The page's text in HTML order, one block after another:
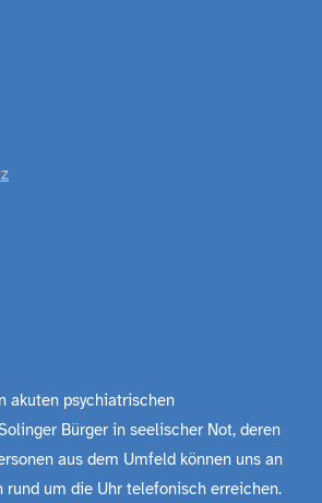
akuten psychiatrischen
Bürger in seelischer Not, deren
aus dem Umfeld können uns an
rund um die Uhr telefonisch erreichen.